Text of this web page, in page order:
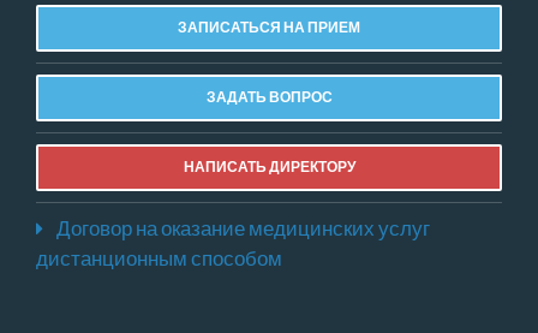
ЗАПИСАТЬСЯ НА ПРИЕМ
ЗАДАТЬ ВОПРОС
НАПИСАТЬ ДИРЕКТОРУ
Договор на оказание медицинских услуг
дистанционным способом